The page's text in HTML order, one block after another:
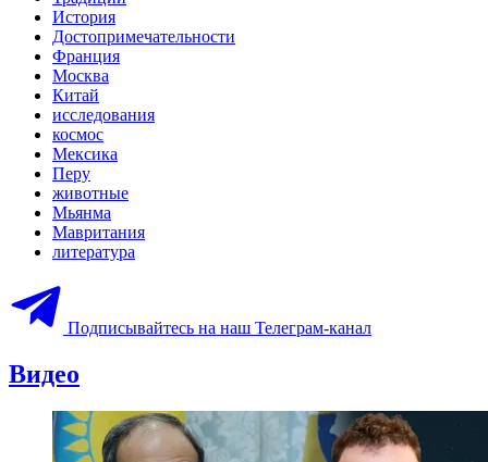
История
Достопримечательности
Франция
Москва
Китай
исследования
космос
Мексика
Перу
животные
Мьянма
Мавритания
литература
Подписывайтесь на наш Телеграм-канал
Видео